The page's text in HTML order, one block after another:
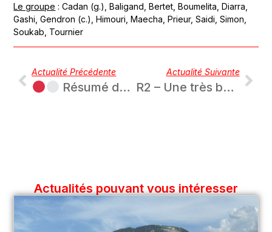
Le groupe : Cadan (g.), Baligand, Bertet, Boumelita, Diarra,
Gashi, Gendron (c.), Himouri, Maecha, Prieur, Saidi, Simon,
Soukab, Tournier
Actualité Précédente
Résumé du week-end – Académie du Aix Football Club
Actualité Suivante
R2 – Une très belle victoire collective contre Amplepuis
Actualités pouvant vous intéresser